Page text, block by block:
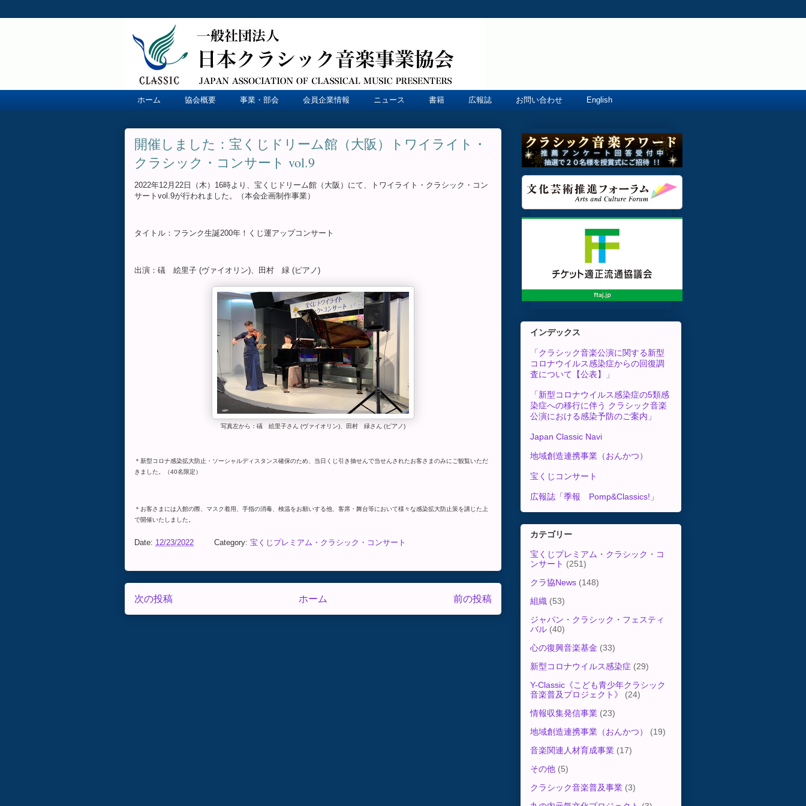
ホーム 協会概要 事業・部会 会員企業情報 ニュース 書籍 広報誌 お問い合わせ English
開催しました：宝くじドリーム館（大阪）トワイライト・
クラシック・コンサート vol.9
2022年12月22日（木）16時より、宝くじドリーム館（大阪）にて、トワイライト・クラシック・コン
サートvol.9が行われました。（本会企画制作事業）
タイトル：フランク生誕200年！くじ運アップコンサート
出演：礒 絵里子 (ヴァイオリン)、田村 緑 (ピアノ)
写真左から：礒 絵里子さん (ヴァイオリン)、田村 緑さん (ピアノ)
＊新型コロナ感染拡大防止・ソーシャルディスタンス確保のため、当日くじ引き抽せんで当せんされたお客さまのみにご観覧いただ
きました。（40名限定）
＊お客さまには入館の際、マスク着用、手指の消毒、検温をお願いする他、客席・舞台等において様々な感染拡大防止策を講じた上
で開催いたしました。
Date: 12/23/2022 Category: 宝くじプレミアム・クラシック・コンサート
次の投稿 前の投稿
ホーム
インデックス
「クラシック音楽公演に関する新型
コロナウイルス感染症からの回復調
査について【公表】」
「新型コロナウイルス感染症の5類感
染症への移行に伴う クラシック音楽
公演における感染予防のご案内」
Japan Classic Navi
地域創造連携事業（おんかつ）
宝くじコンサート
広報誌「季報 Pomp&Classics!」
カテゴリー
宝くじプレミアム・クラシック・コ
ンサート (251)
クラ協News (148)
組織 (53)
ジャパン・クラシック・フェスティ
バル (40)
心の復興音楽基金 (33)
新型コロナウイルス感染症 (29)
Y-Classic《こども青少年クラシック
音楽普及プロジェクト》
(24)
情報収集発信事業 (23)
地域創造連携事業（おんかつ）
(19)
音楽関連人材育成事業 (17)
その他 (5)
クラシック音楽普及事業 (3)